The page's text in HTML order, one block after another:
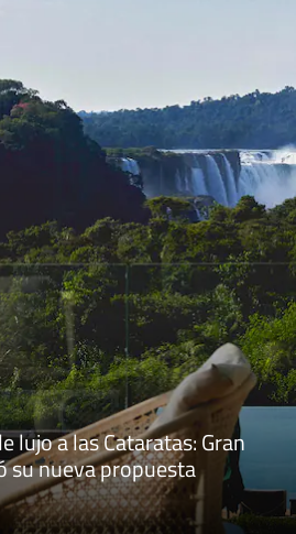
lujo a las Cataratas: Gran
su nueva propuesta